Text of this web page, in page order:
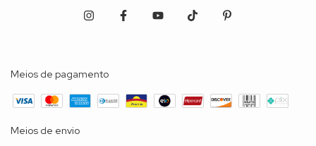
Meios de pagamento
Meios de envio